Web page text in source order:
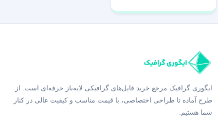
ایگوری گرافیک مرجع خرید فایل‌های گرافیکی لایه‌باز حرفه‌ای است. از
طرح آماده تا طراحی اختصاصی، با قیمت مناسب و کیفیت عالی در کنار
شما هستیم.